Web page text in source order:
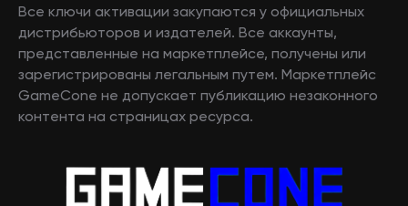
Все ключи активации закупаются у официальных
дистрибьюторов и издателей. Все аккаунты,
представленные на маркетплейсе, получены или
зарегистрированы легальным путем. Маркетплейс
GameCone не допускает публикацию незаконного
контента на страницах ресурса.